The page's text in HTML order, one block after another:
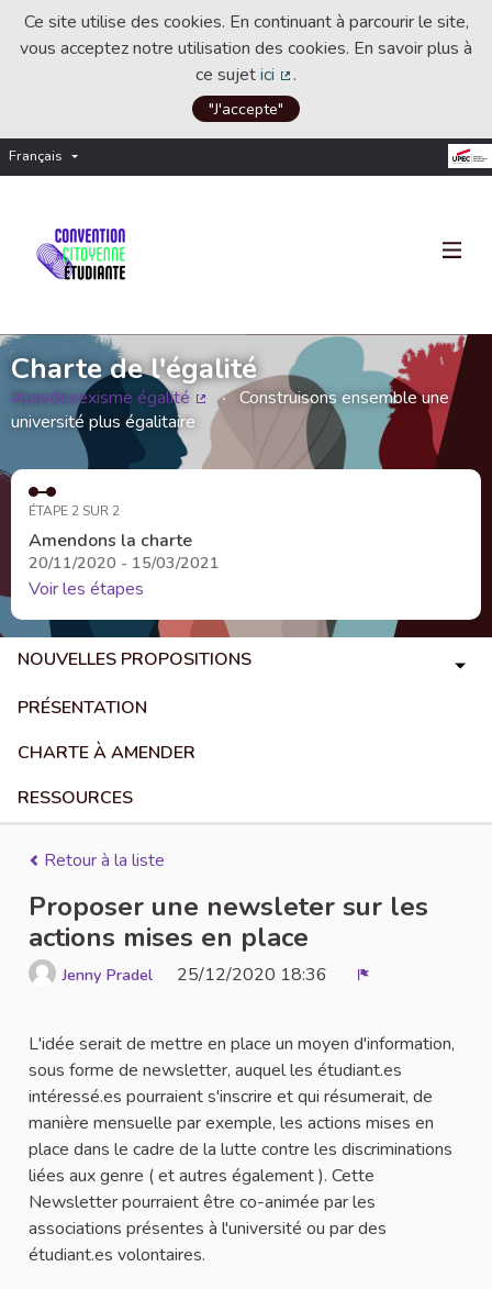
Ce site utilise des cookies. En continuant à parcourir le site,
vous acceptez notre utilisation des cookies. En savoir plus à
ce sujetici
(Lien externe)
.
"J'accepte"
Français Choisir la langue
Charte de l'égalité
#pasdesexisme égalité
(Lien externe)
Construisons ensemble une
université plus égalitaire
ÉTAPE 2 SUR 2
Amendons la charte
20/11/2020 - 15/03/2021
Voir les étapes
NOUVELLES PROPOSITIONS
PRÉSENTATION
CHARTE À AMENDER
RESSOURCES
Retour à la liste
Proposer une newsleter sur les
actions mises en place
Jenny Pradel 25/12/2020 18:36
L'idée serait de mettre en place un moyen d'information,
sous forme de newsletter, auquel les étudiant.es
intéressé.es pourraient s'inscrire et qui résumerait, de
manière mensuelle par exemple, les actions mises en
place dans le cadre de la lutte contre les discriminations
liées aux genre ( et autres également ). Cette
Newsletter pourraient être co-animée par les
associations présentes à l'université ou par des
étudiant.es volontaires.